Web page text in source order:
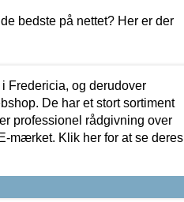
bedste på nettet? Her er der
Fredericia, og derudover
De har et stort sortiment
professionel rådgivning over
mærket. Klik her for at se deres